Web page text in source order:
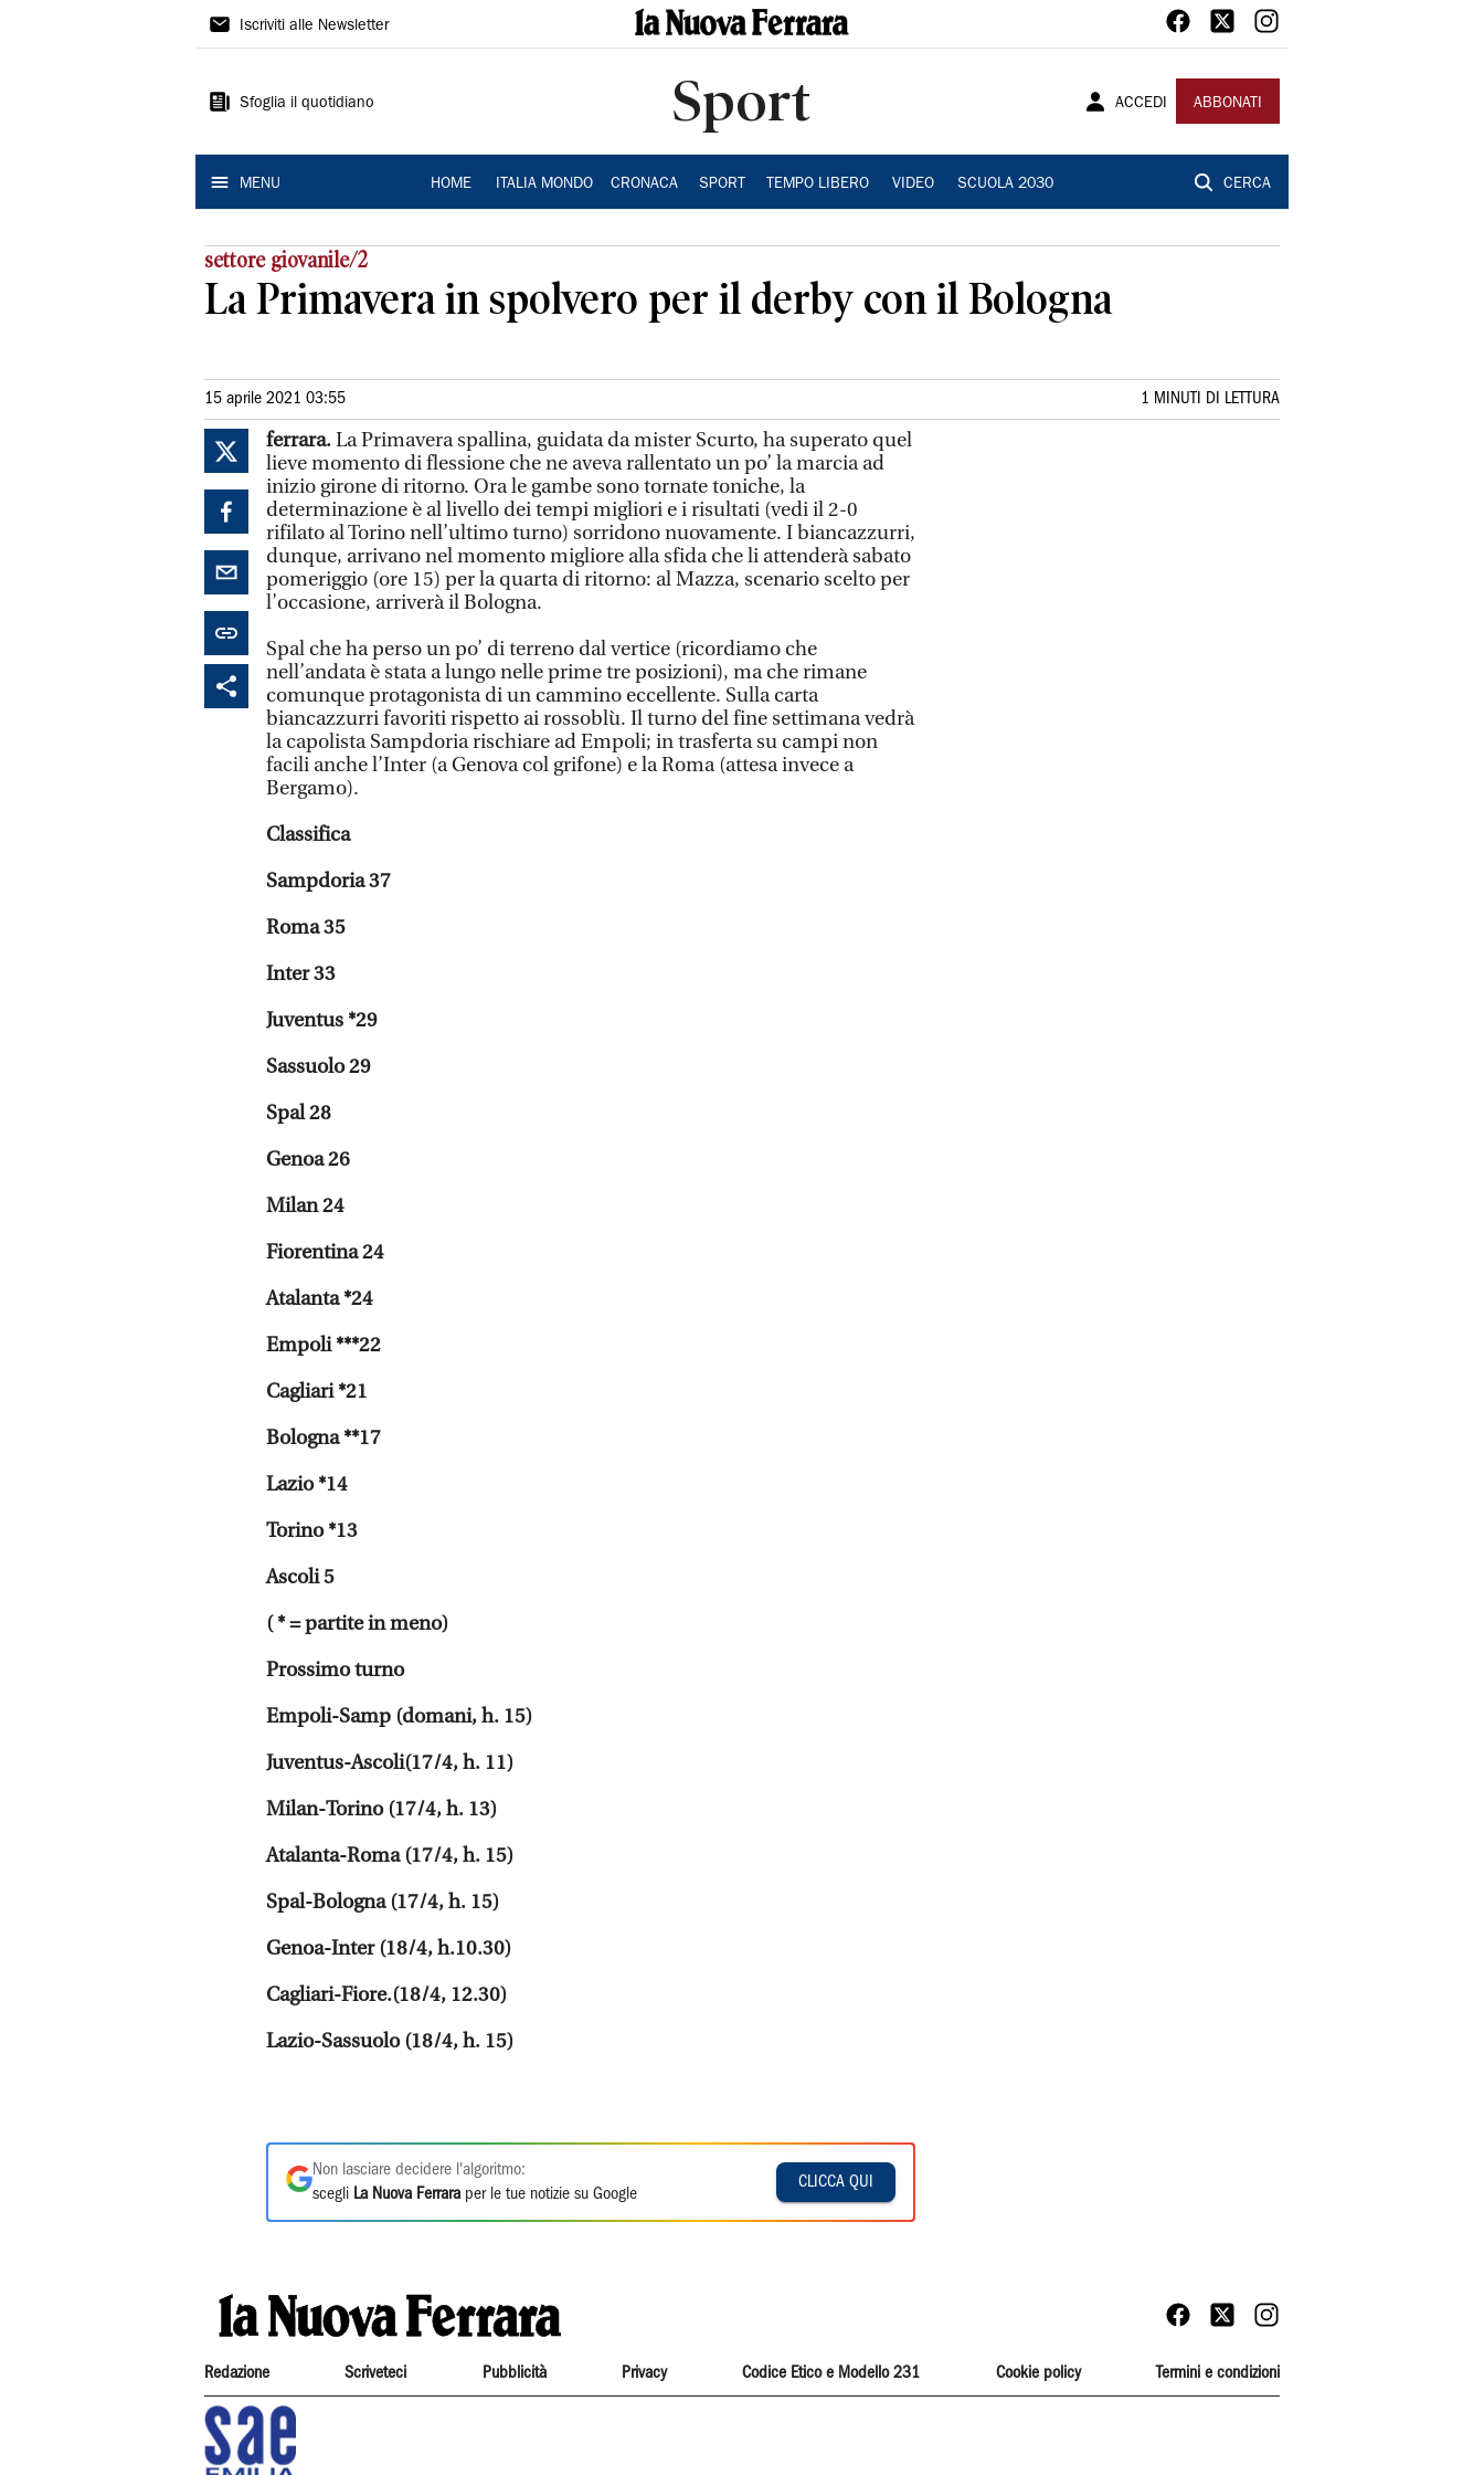
La
Ferrara
Iscriviti alle Newsletter
Sfoglia il quotidiano Sport ACCEDI ABBONATI
MENU HOME ITALIA MONDO CRONACA SPORT TEMPO LIBERO VIDEO SCUOLA 2030 CERCA
settore giovanile/2
La Primavera in spolvero per il derby con il Bologna
15 aprile 2021 03:55 1 MINUTI DI LETTURA
ferrara.La Primavera spallina, guidata da mister Scurto, ha superato quel
lieve momento di flessione che ne aveva rallentato un po’ la marcia ad
inizio girone di ritorno. Ora le gambe sono tornate toniche, la
determinazione è al livello dei tempi migliori e i risultati (vedi il 2-0
rifilato al Torino nell’ultimo turno) sorridono nuovamente. I biancazzurri,
dunque, arrivano nel momento migliore alla sfida che li attenderà sabato
pomeriggio (ore 15) per la quarta di ritorno: al Mazza, scenario scelto per
l’occasione, arriverà il Bologna.
Spal che ha perso un po’ di terreno dal vertice (ricordiamo che
nell’andata è stata a lungo nelle prime tre posizioni), ma che rimane
comunque protagonista di un cammino eccellente. Sulla carta
biancazzurri favoriti rispetto ai rossoblù. Il turno del fine settimana vedrà
la capolista Sampdoria rischiare ad Empoli; in trasferta su campi non
facili anche l’Inter (a Genova col grifone) e la Roma (attesa invece a
Bergamo).
Classifica
Sampdoria 37
Roma 35
Inter 33
Juventus *29
Sassuolo 29
Spal 28
Genoa 26
Milan 24
Fiorentina 24
Atalanta *24
Empoli ***22
Cagliari *21
Bologna **17
Lazio *14
Torino *13
Ascoli 5
( * = partite in meno)
Prossimo turno
Empoli-Samp (domani, h. 15)
Juventus-Ascoli(17/4, h. 11)
Milan-Torino (17/4, h. 13)
Atalanta-Roma (17/4, h. 15)
Spal-Bologna (17/4, h. 15)
Genoa-Inter (18/4, h.10.30)
Cagliari-Fiore.(18/4, 12.30)
Lazio-Sassuolo (18/4, h. 15)
Non lasciare decidere l'algoritmo:
scegli La Nuova Ferrara per le tue notizie su Google
CLICCA QUI
Redazione Scriveteci Pubblicità Privacy Codice Etico e Modello 231 Cookie policy Termini e condizioni